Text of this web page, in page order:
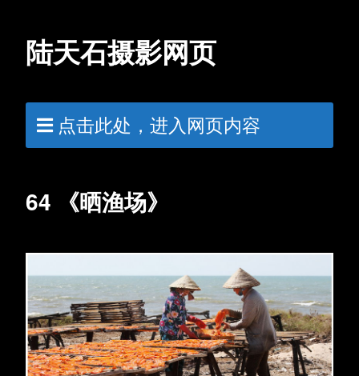
陆天石摄影网页
点击此处，进入网页内容
64 《晒渔场》